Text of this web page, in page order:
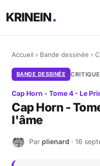
KRINEIN
Accueil › Bande dessinée ›
BANDE DESSINÉE CRITIQUE
Cap Horn - Tome 4 - Le
Cap Horn -
l'âme
P Par plienard · 16